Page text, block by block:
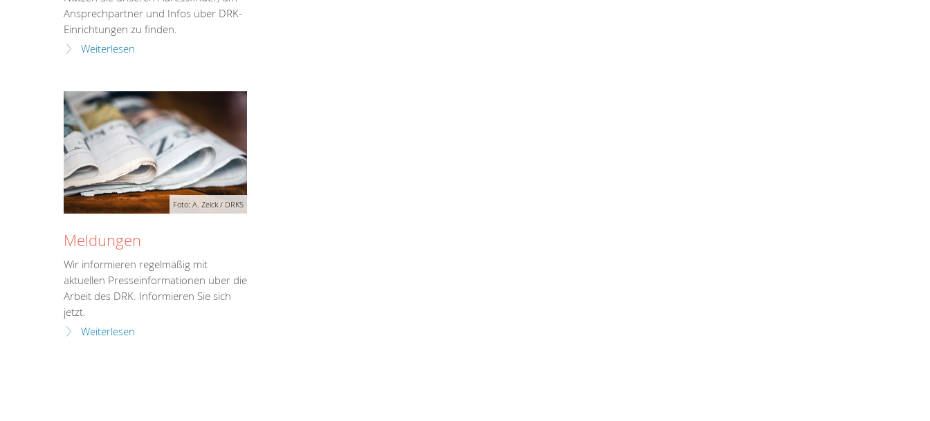
Ansprechpartner und Infos über DRK-
Einrichtungen zu finden.
Weiterlesen
Foto: A. Zelck / DRKS
Meldungen
Wir informieren regelmäßig mit
aktuellen Presseinformationen über die
Arbeit des DRK. Informieren Sie sich
jetzt.
Weiterlesen